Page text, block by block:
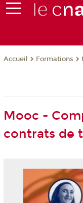
Accueil Formations
Mooc -
contrats de